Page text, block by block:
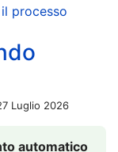
processo
Luglio 2026
automatico